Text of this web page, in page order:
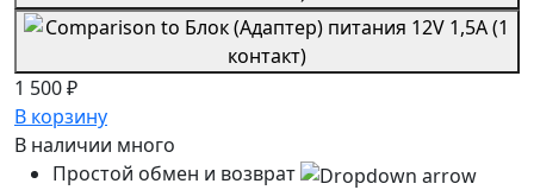
1 500 ₽
В корзину
В наличии много
Простой обмен и возврат